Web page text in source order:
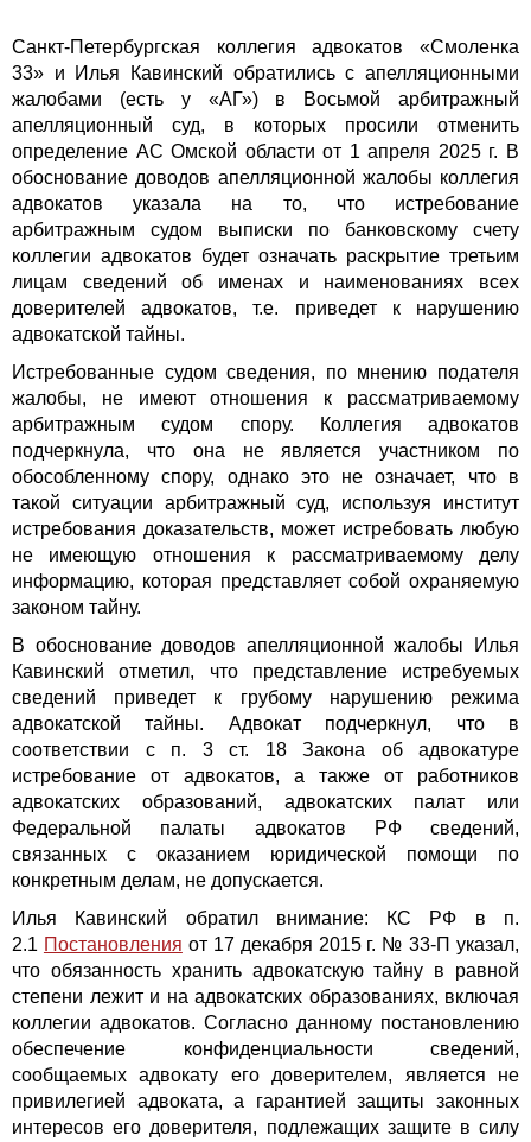
Санкт-Петербургская коллегия адвокатов «Смоленка
33» и Илья Кавинский обратились с апелляционными
жалобами (есть у «АГ») в Восьмой арбитражный
апелляционный суд, в которых просили отменить
определение АС Омской области от 1 апреля 2025 г. В
обоснование доводов апелляционной жалобы коллегия
адвокатов указала на то, что истребование
арбитражным судом выписки по банковскому счету
коллегии адвокатов будет означать раскрытие третьим
лицам сведений об именах и наименованиях всех
доверителей адвокатов, т.е. приведет к нарушению
адвокатской тайны.
Истребованные судом сведения, по мнению подателя
жалобы, не имеют отношения к рассматриваемому
арбитражным судом спору. Коллегия адвокатов
подчеркнула, что она не является участником по
обособленному спору, однако это не означает, что в
такой ситуации арбитражный суд, используя институт
истребования доказательств, может истребовать любую
не имеющую отношения к рассматриваемому делу
информацию, которая представляет собой охраняемую
законом тайну.
В обоснование доводов апелляционной жалобы Илья
Кавинский отметил, что представление истребуемых
сведений приведет к грубому нарушению режима
адвокатской тайны. Адвокат подчеркнул, что в
соответствии с п. 3 ст. 18 Закона об адвокатуре
истребование от адвокатов, а также от работников
адвокатских образований, адвокатских палат или
Федеральной палаты адвокатов РФ сведений,
связанных с оказанием юридической помощи по
конкретным делам, не допускается.
Илья Кавинский обратил внимание: КС РФ в п.
2.1 Постановления от 17 декабря 2015 г. № 33-П указал,
что обязанность хранить адвокатскую тайну в равной
степени лежит и на адвокатских образованиях, включая
коллегии адвокатов. Согласно данному постановлению
обеспечение конфиденциальности сведений,
сообщаемых адвокату его доверителем, является не
привилегией адвоката, а гарантией защиты законных
интересов его доверителя, подлежащих защите в силу